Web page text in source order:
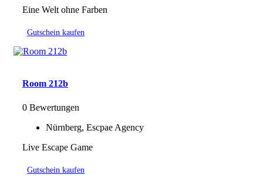
Eine Welt ohne Farben
Gutschein kaufen
Room 212b
0 Bewertungen
Nürnberg, Escpae Agency
Live Escape Game
Gutschein kaufen